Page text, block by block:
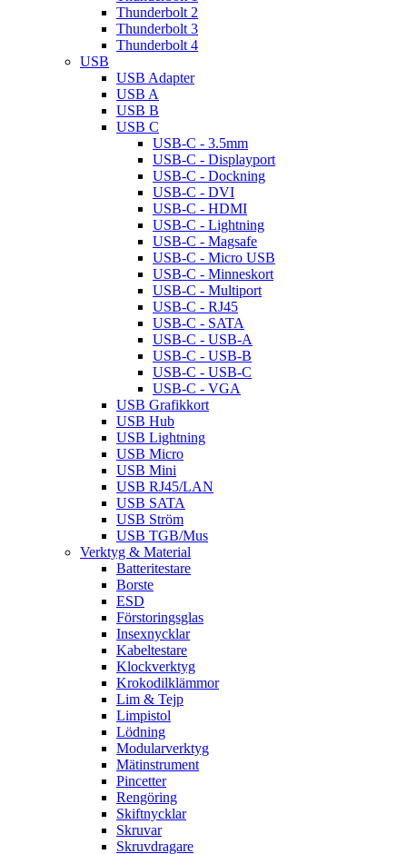
Thunderbolt 2
Thunderbolt 3
Thunderbolt 4
USB
USB Adapter
USB A
USB B
USB C
USB-C - 3.5mm
USB-C - Displayport
USB-C - Dockning
USB-C - DVI
USB-C - HDMI
USB-C - Lightning
USB-C - Magsafe
USB-C - Micro USB
USB-C - Minneskort
USB-C - Multiport
USB-C - RJ45
USB-C - SATA
USB-C - USB-A
USB-C - USB-B
USB-C - USB-C
USB-C - VGA
USB Grafikkort
USB Hub
USB Lightning
USB Micro
USB Mini
USB RJ45/LAN
USB SATA
USB Ström
USB TGB/Mus
Verktyg & Material
Batteritestare
Borste
ESD
Förstoringsglas
Insexnycklar
Kabeltestare
Klockverktyg
Krokodilklämmor
Lim & Tejp
Limpistol
Lödning
Modularverktyg
Mätinstrument
Pincetter
Rengöring
Skiftnycklar
Skruvar
Skruvdragare